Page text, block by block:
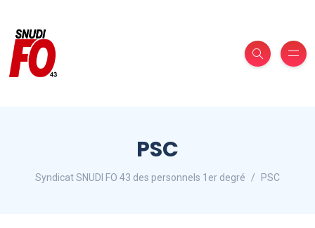
PSC
Syndicat SNUDI FO 43 des personnels 1er degré PSC